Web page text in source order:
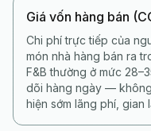
Giá vốn hàng bán
Chi phí trực tiếp của
món nhà hàng bán ra
F&B thường ở mức
dõi hàng ngày —
hiện sớm lãng phí, gian